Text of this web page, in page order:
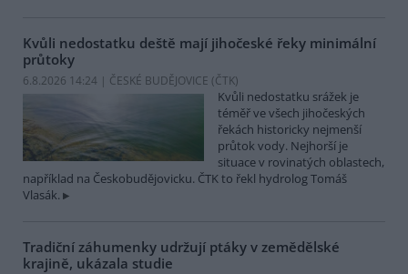
Kvůli nedostatku deště mají jihočeské řeky minimální
průtoky
6.8.2026 14:24 | ČESKÉ BUDĚJOVICE (ČTK)
Kvůli nedostatku srážek je
téměř ve všech jihočeských
řekách historicky nejmenší
průtok vody. Nejhorší je
situace v rovinatých oblastech,
například na Českobudějovicku. ČTK to řekl hydrolog Tomáš
Vlasák.
Tradiční záhumenky udržují ptáky v zemědělské
krajině, ukázala studie